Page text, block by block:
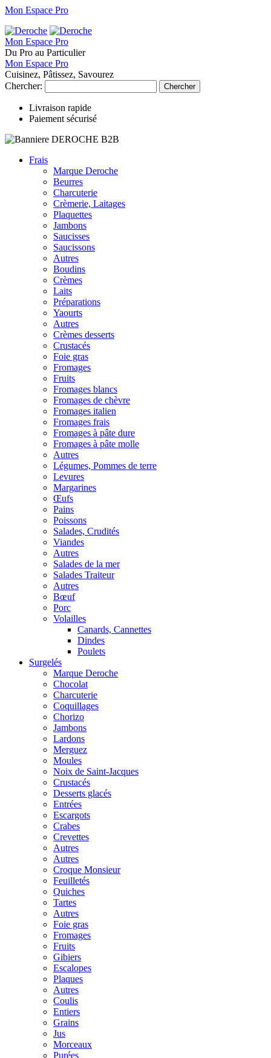
Mon Espace Pro
Mon Espace Pro
Du Pro au Particulier
Mon Espace Pro
Cuisinez, Pâtissez, Savourez
Chercher:
Chercher
Livraison rapide
Paiement sécurisé
Frais
Marque Deroche
Beurres
Charcuterie
Crèmerie, Laitages
Plaquettes
Jambons
Saucisses
Saucissons
Autres
Boudins
Crèmes
Laits
Préparations
Yaourts
Autres
Crèmes desserts
Crustacés
Foie gras
Fromages
Fruits
Fromages blancs
Fromages de chèvre
Fromages italien
Fromages frais
Fromages à pâte dure
Fromages à pâte molle
Autres
Légumes, Pommes de terre
Levures
Margarines
Œufs
Pains
Poissons
Salades, Crudités
Viandes
Autres
Salades de la mer
Salades Traiteur
Autres
Bœuf
Porc
Volailles
Canards, Cannettes
Dindes
Poulets
Surgelés
Marque Deroche
Chocolat
Charcuterie
Coquillages
Chorizo
Jambons
Lardons
Merguez
Moules
Noix de Saint-Jacques
Crustacés
Desserts glacés
Entrées
Escargots
Crabes
Crevettes
Autres
Autres
Croque Monsieur
Feuilletés
Quiches
Tartes
Autres
Foie gras
Fromages
Fruits
Gibiers
Escalopes
Plaques
Autres
Coulis
Entiers
Grains
Jus
Morceaux
Purées